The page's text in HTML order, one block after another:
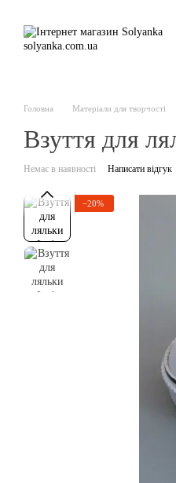
Головна Матеріали для творчості
Взуття для
Немає в наявності Написати відгук
−20%